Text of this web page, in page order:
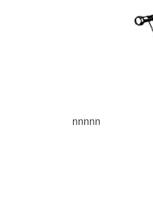
nnnnn